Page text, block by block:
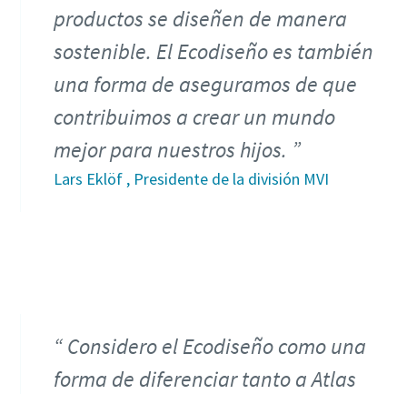
productos se diseñen de manera
sostenible. El Ecodiseño es también
una forma de aseguramos de que
contribuimos a crear un mundo
mejor para nuestros hijos.
Lars Eklöf , Presidente de la división MVI
Considero el Ecodiseño como una
forma de diferenciar tanto a Atlas